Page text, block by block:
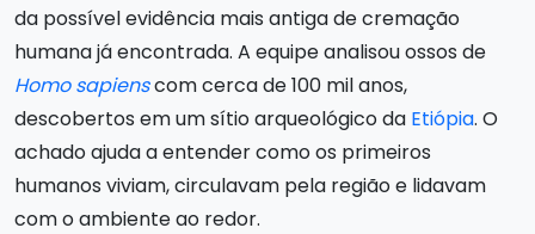
da possível evidência mais antiga de cremação
humana já encontrada. A equipe analisou ossos de
Homo sapienscom cerca de 100 mil anos,
descobertos em um sítio arqueológico da Etiópia. O
achado ajuda a entender como os primeiros
humanos viviam, circulavam pela região e lidavam
com o ambiente ao redor.